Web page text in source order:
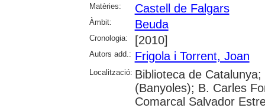
Matèries: Castell de Falgars
Àmbit: Beuda
Cronologia: [2010]
Autors add.: Frigola i Torrent, Joan
Localització: Biblioteca de
(Banyoles); B. Carles
Comarcal Salvador